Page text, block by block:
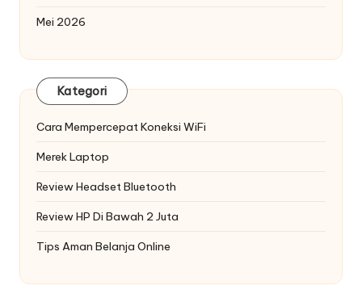
Mei 2026
Kategori
Cara Mempercepat Koneksi WiFi
Merek Laptop
Review Headset Bluetooth
Review HP Di Bawah 2 Juta
Tips Aman Belanja Online